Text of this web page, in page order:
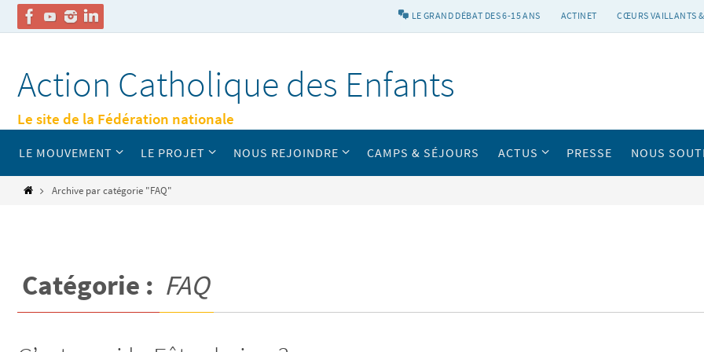
contenu
LE GRAND DÉBAT DES 6-15 ANS ACTINET CŒURS VAILLANTS
Action Catholique des Enfants
Le site de la Fédération nationale
contenu
LE MOUVEMENT LE PROJET NOUS REJOINDRE CAMPS & SÉJOURS ACTUS PRESSE NOUS
HomeArchive par catégorie "FAQ"
Catégorie : FAQ